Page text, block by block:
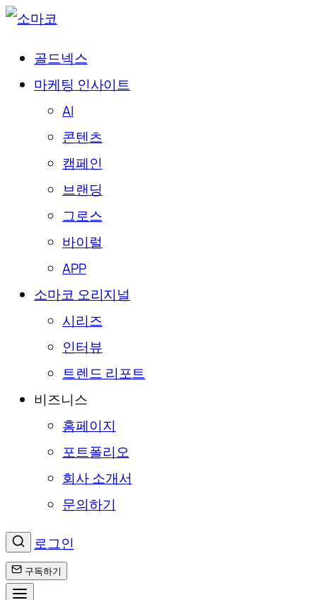
골드넥스
마케팅 인사이트
AI
콘텐츠
캠페인
브랜딩
그로스
바이럴
APP
소마코 오리지널
시리즈
인터뷰
트렌드 리포트
비즈니스
홈페이지
포트폴리오
회사 소개서
문의하기
로그인
구독하기